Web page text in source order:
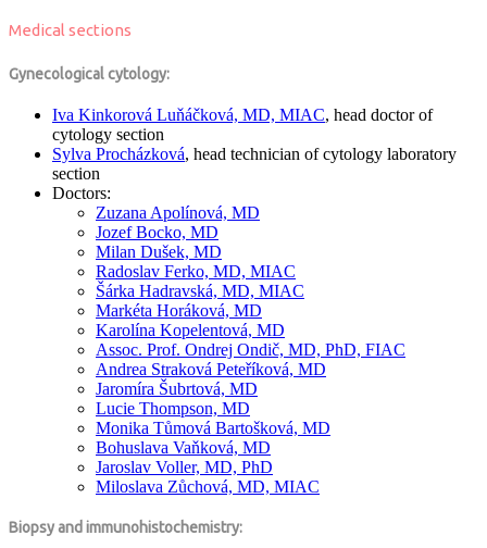
Medical sections
Gynecological cytology:
Iva Kinkorová Luňáčková, MD, MIAC, head doctor of
cytology section
Sylva Procházková, head technician of cytology laboratory
section
Doctors:
Zuzana Apolínová, MD
Jozef Bocko, MD
Milan Dušek, MD
Radoslav Ferko, MD, MIAC
Šárka Hadravská, MD, MIAC
Markéta Horáková, MD
Karolína Kopelentová, MD
Assoc. Prof. Ondrej Ondič, MD, PhD, FIAC
Andrea Straková Peteříková, MD
Jaromíra Šubrtová, MD
Lucie Thompson, MD
Monika Tůmová Bartošková, MD
Bohuslava Vaňková, MD
Jaroslav Voller, MD, PhD
Miloslava Zůchová, MD, MIAC
Biopsy and immunohistochemistry: